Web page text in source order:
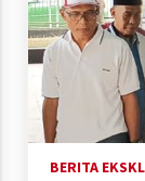
BERITA